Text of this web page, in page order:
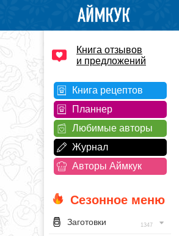
Книга отзывов
и предложений
Книга рецептов
Планнер
Любимые авторы
Журнал
Авторы Аймкук
Сезонное меню
Заготовки 1347